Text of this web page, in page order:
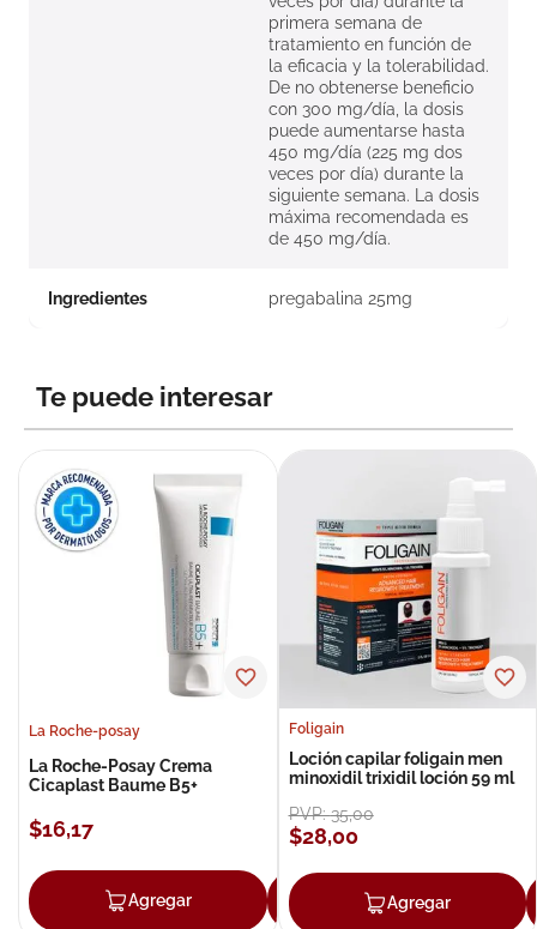
primera semana de
tratamiento en función de
la eficacia y la tolerabilidad.
De no obtenerse beneficio
con 300 mg/día, la dosis
puede aumentarse hasta
450 mg/día (225 mg dos
veces por día) durante la
siguiente semana. La dosis
máxima recomendada es
de 450 mg/día.
Ingredientes pregabalina 25mg
Te puede interesar
La Roche-posay
La Roche-Posay Crema
Cicaplast Baume B5+
$16,17
Agregar Agregar
Foligain
Loción capilar foligain men
minoxidil trixidil loción 59 ml
PVP:35,00
$28,00
Agregar